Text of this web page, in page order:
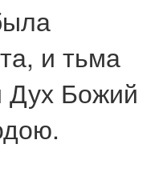
и тьма
Дух Божий